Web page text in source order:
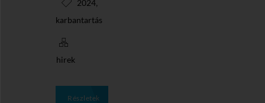
2024
karbantartás
hirek
Részletek